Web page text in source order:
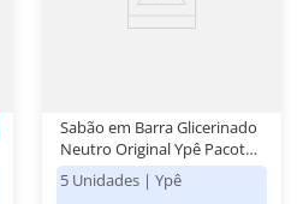
Sabão em Barra Glicerinado
Neutro Original Ypê Pacote
800g 5 Unidades de 160g
Cada
5 Unidades | Ypê